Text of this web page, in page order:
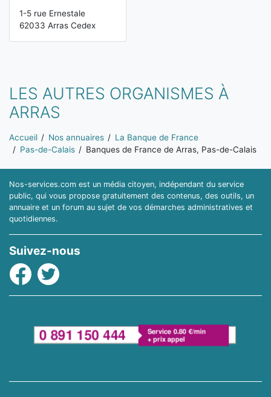
1-5 rue Ernestale
62033 Arras Cedex
LES AUTRES ORGANISMES À
ARRAS
Vous êtes ici:
Accueil Nos annuaires
La Banque de France
Pas-de-Calais
Banques de France de Arras, Pas-de-Calais
Nos-services.com est un média citoyen, indépendant du service
public, qui vous propose gratuitement des contenus, des outils, un
annuaire et un forum au sujet de vos démarches administratives et
quotidiennes.
Suivez-nous
Facebook
Twitter